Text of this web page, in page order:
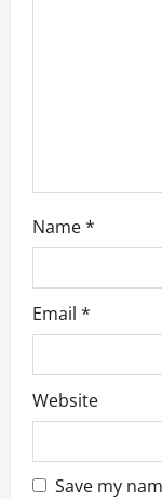
Name*
Email *
Website
Save my